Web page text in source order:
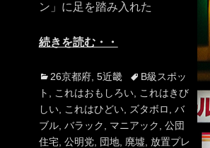
ン」に足を踏み入れた
続きを読む・・
Categories
26京都府, 5近畿 TagsB級スポッ
ト
これはおもしろい,
これはきび
しい, これはひどい, ズタボロ
バ
ブル, バラック マニアック
公団
住宅, 公明党, 団地, 廃墟 放置プレ